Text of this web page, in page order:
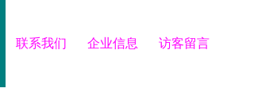
联系我们 企业信息 访客留言